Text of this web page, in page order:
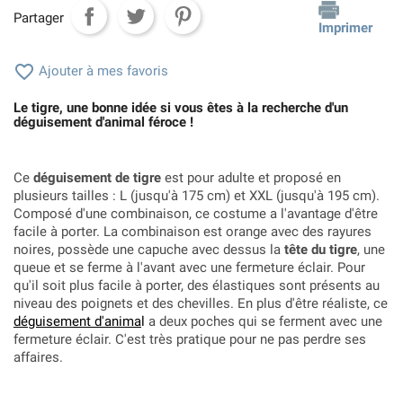
Partager
Imprimer
 Ajouter à mes favoris
Le tigre, une bonne idée si vous êtes à la recherche d'un
déguisement d'animal féroce !
Ce déguisement de tigre est pour adulte et proposé en
plusieurs tailles : L (jusqu'à 175 cm) et XXL (jusqu'à 195 cm).
Composé d'une combinaison, ce costume a l'avantage d'être
facile à porter. La combinaison est orange avec des rayures
noires, possède une capuche avec dessus la tête du tigre, une
queue et se ferme à l'avant avec une fermeture éclair. Pour
qu'il soit plus facile à porter, des élastiques sont présents au
niveau des poignets et des chevilles. En plus d'être réaliste, ce
déguisement d'animal a deux poches qui se ferment avec une
fermeture éclair. C'est très pratique pour ne pas perdre ses
affaires.